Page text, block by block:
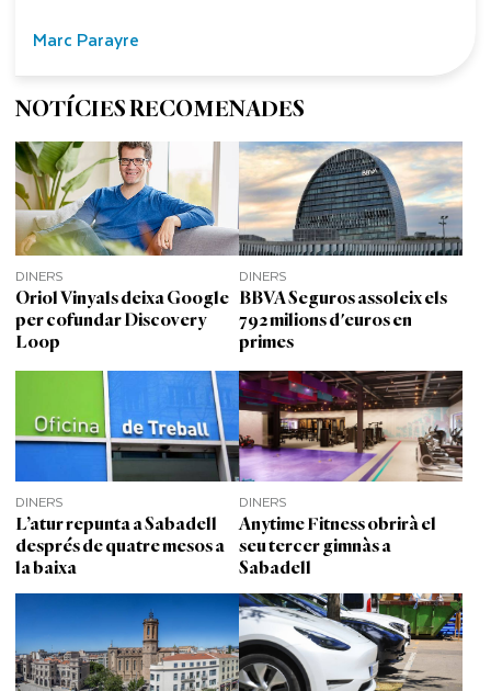
Marc Parayre
NOTÍCIES RECOMENADES
DINERS
Oriol Vinyals deixa Google
per cofundar Discovery
Loop
DINERS
BBVA Seguros assoleix els
792 milions d'euros en
primes
DINERS
L’atur repunta a Sabadell
després de quatre mesos a
la baixa
DINERS
Anytime Fitness obrirà el
seu tercer gimnàs a
Sabadell